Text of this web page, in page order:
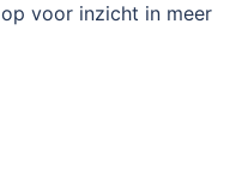
voor inzicht in meer